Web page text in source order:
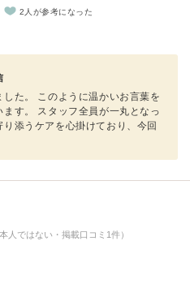
2人が参考になった
た。 このように温かいお言葉を
す。 スタッフ全員が一丸となっ
添うケアを心掛けており、今回
ではない・掲載口コミ1件）